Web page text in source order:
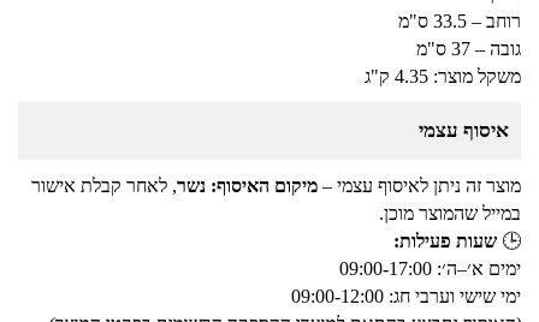
רוחב – 33.5 ס"מ
גובה – 37 ס"מ
משקל מוצר: 4.35 ק"ג
איסוף עצמי
מוצר זה ניתן לאיסוף עצמי – מיקום האיסוף: נשר, לאחר קבלת אישור
במייל שהמוצר מוכן.
🕒 שעות פעילות:
ימים א׳–ה׳: 09:00-17:00
ימי שישי וערבי חג: 09:00-12:00